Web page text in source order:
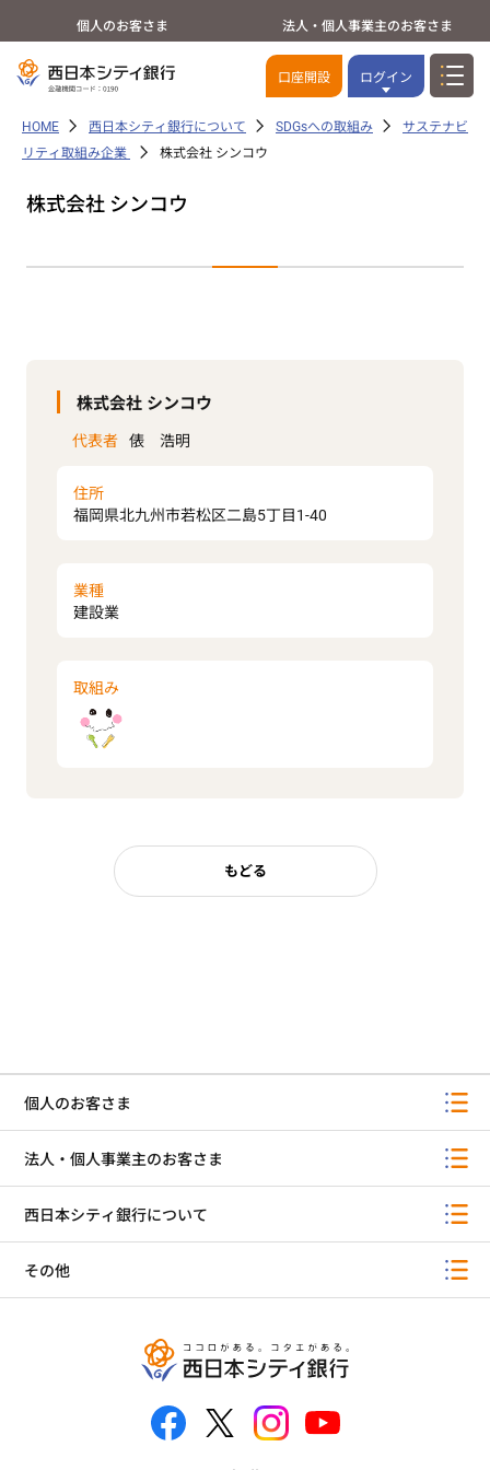
個人のお客さま 法人・個人事業主のお客さま
口座開設 ログイン
HOME 西日本シティ銀行について SDGsへの取組み
サステナビ
リティ取組み企業
株式会社 シンコウ
株式会社 シンコウ
株式会社 シンコウ
代表者 俵 浩明
住所
福岡県北九州市若松区二島5丁目1-40
業種
建設業
取組み
もどる
個人のお客さま
法人・個人事業主のお客さま
西日本シティ銀行について
その他